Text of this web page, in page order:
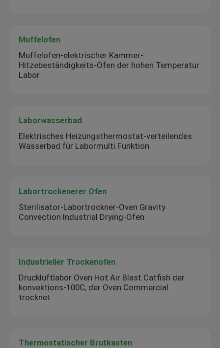
Muffelofen
Muffelofen-elektrischer Kammer-
Hitzebeständigkeits-Ofen der hohen Temperatur
Labor
Laborwasserbad
Elektrisches Heizungsthermostat-verteilendes
Wasserbad für Labormulti Funktion
Labortrockenerer Ofen
Sterilisator-Labortrockner-Oven Gravity
Convection Industrial Drying-Ofen
Industrieller Trockenofen
Druckluftlabor Oven Hot Air Blast Catfish der
konvektions-100C, der Oven Commercial
trocknet
Thermostatischer Brutkasten